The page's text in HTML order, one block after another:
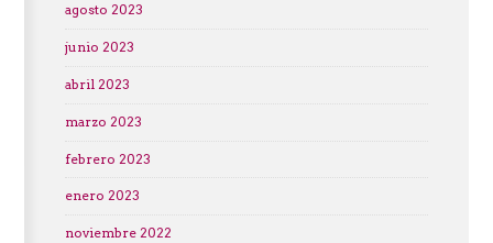
agosto 2023
junio 2023
abril 2023
marzo 2023
febrero 2023
enero 2023
noviembre 2022